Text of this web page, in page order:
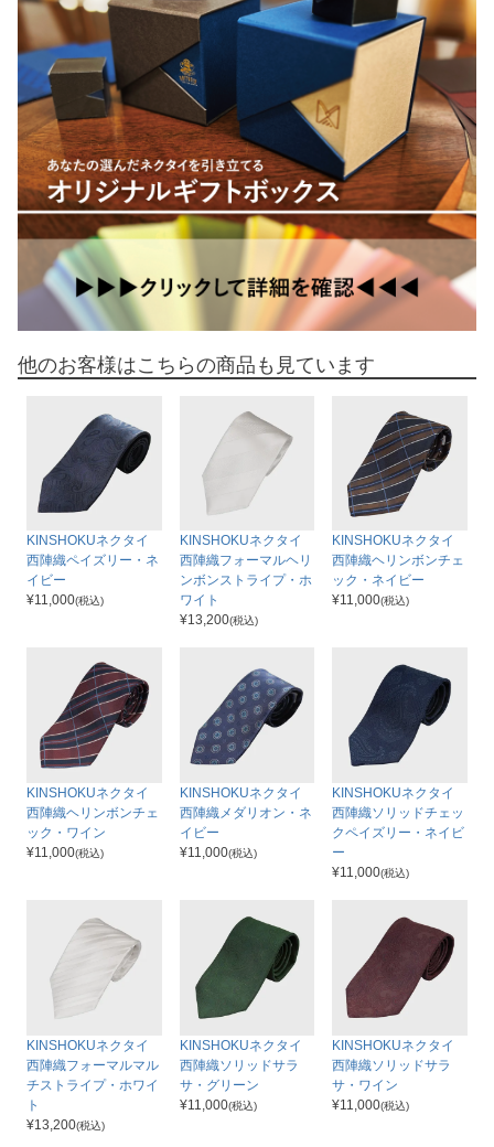
他のお客様はこちらの商品も見ています
KINSHOKUネクタイ
西陣織ペイズリー・ネ
イビー
¥11,000(税込)
KINSHOKUネクタイ
西陣織フォーマルヘリ
ンボンストライプ・ホ
ワイト
¥13,200(税込)
KINSHOKUネクタイ
西陣織ヘリンボンチェ
ック・ネイビー
¥11,000(税込)
KINSHOKUネクタイ
西陣織ヘリンボンチェ
ック・ワイン
¥11,000(税込)
KINSHOKUネクタイ
西陣織メダリオン・ネ
イビー
¥11,000(税込)
KINSHOKUネクタイ
西陣織ソリッドチェッ
クペイズリー・ネイビ
ー
¥11,000(税込)
KINSHOKUネクタイ
西陣織フォーマルマル
チストライプ・ホワイ
ト
¥13,200(税込)
KINSHOKUネクタイ
西陣織ソリッドサラ
サ・グリーン
¥11,000(税込)
KINSHOKUネクタイ
西陣織ソリッドサラ
サ・ワイン
¥11,000(税込)